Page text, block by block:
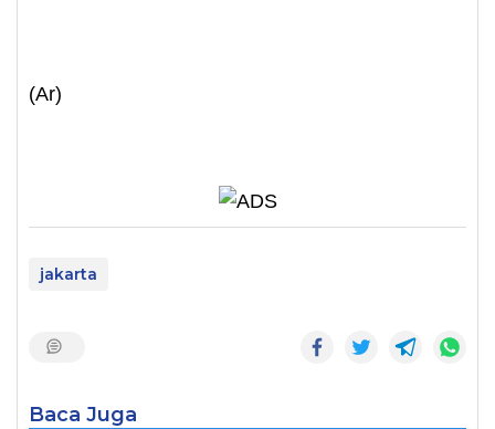
(Ar)
jakarta
Baca Juga